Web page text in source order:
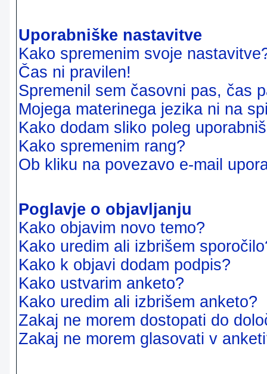
Uporabniške nastavitve
Kako spremenim svoje
Čas ni pravilen!
Spremenil sem časovni pas, čas
Mojega materinega jezika ni na
Kako dodam sliko poleg
Kako spremenim rang?
Ob kliku na povezavo e-mail
Poglavje o objavljanju
Kako objavim novo temo?
Kako uredim ali izbrišem
Kako k objavi dodam podpis?
Kako ustvarim anketo?
Kako uredim ali izbrišem anketo?
Zakaj ne morem dostopati do
Zakaj ne morem glasovati v